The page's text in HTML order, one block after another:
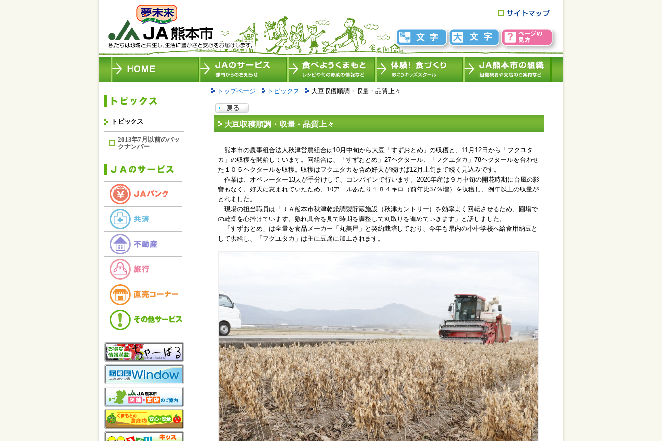
トピックス
2013年7月以前のバッ
クナンバー
トップページ トピックス 大豆収穫順調・収量・品質上々
大豆収穫順調・収量・品質上々
熊本市の農事組合法人秋津営農組合は10月中旬から大豆「すずおとめ」の収穫と、11月12日から「フクユタ
カ」の収穫を開始しています。同組合は、「すずおとめ」27ヘクタール、「フクユタカ」78ヘクタールを合わせ
た１０５ヘクタールを収穫。収穫はフクユタカを含め好天が続けば12月上旬まで続く見込みです。
作業は、オペレーター13人が手分けして、コンバインで行います。2020年産は９月中旬の開花時期に台風の影
響もなく、好天に恵まれていたため、10アールあたり１８４キロ（前年比37％増）を収穫し、例年以上の収量が
とれました。
現場の担当職員は「ＪＡ熊本市秋津乾燥調製貯蔵施設（秋津カントリー）を効率よく回転させるため、圃場で
の乾燥を心掛けています。熟れ具合を見て時期を調整して刈取りを進めていきます」と話しました。
「すずおとめ」は全量を食品メーカー「丸美屋」と契約栽培しており、今年も県内の小中学校へ給食用納豆と
して供給し、「フクユタカ」は主に豆腐に加工されます。